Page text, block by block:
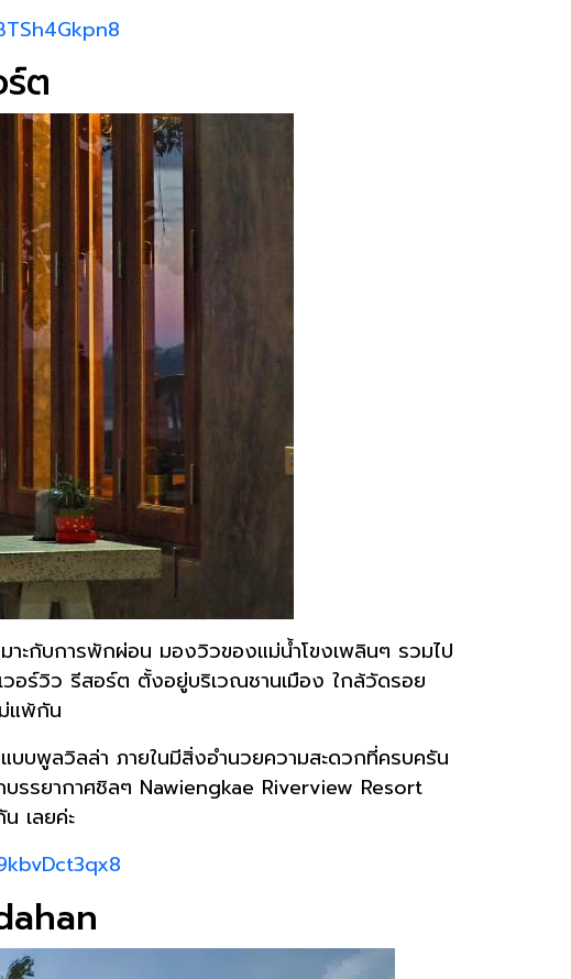
ต
ะกับการพักผ่อน มองวิวของแม่น้ำโขงเพลินๆ รวมไป
วอร์วิว รีสอร์ต ตั้งอยู่บริเวณชานเมือง ใกล้วัดรอย
แพ้กัน
บพูลวิลล่า ภายในมีสิ่งอำนวยความสะดวกที่ครบครัน
บรรยากาศชิลๆ Nawiengkae Riverview Resort
เลยค่ะ